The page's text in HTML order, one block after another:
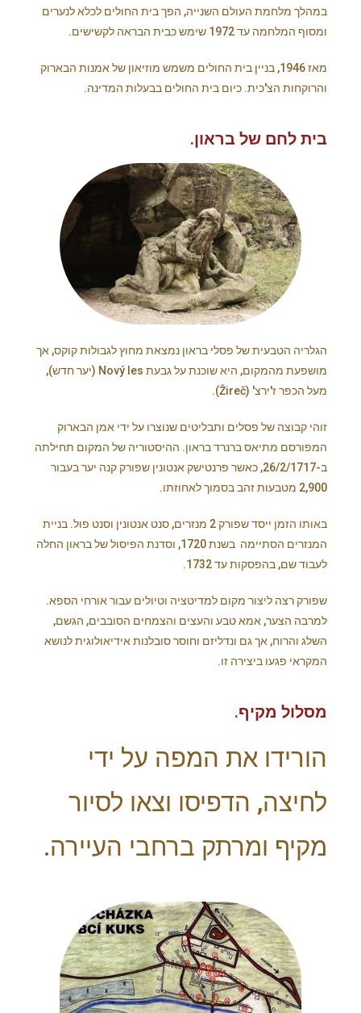
במהלך מלחמת העולם השנייה, הפך בית החולים לכלא לנערים
ומסוף המלחמה עד 1972 שימש כבית הבראה לקשישים.
מאז 1946, בניין בית החולים משמש מוזיאון של אמנות הבארוק
והרוקחות הצ'כית. כיום בית החולים בבעלות המדינה.
בית לחם של בראון.
הגלריה הטבעית של פסלי בראון נמצאת מחוץ לגבולות קוקס, אך
מושפעת מהמקום, היא שוכנת על גבעת Nový les (יער חדש),
מעל הכפר ז'ירצ' (Žireč).
זוהי קבוצה של פסלים ותבליטים שנוצרו על ידי אמן הבארוק
המפורסם מתיאס ברנרד בראון. ההיסטוריה של המקום תחילתה
ב-26/2/1717, כאשר פרנטישק אנטונין שפורק קנה יער בעבור
2,900 מטבעות זהב בסמוך לאחוזתו.
באותו הזמן ייסד שפורק 2 מנזרים, סנט אנטונין וסנט פול. בניית
המנזרים הסתיימה בשנת 1720, וסדנת הפיסול של בראון החלה
לעבוד שם, בהפסקות עד 1732.
שפורק רצה ליצור מקום למדיטציה וטיולים עבור אורחי הספא.
למרבה הצער, אמא טבע והעצים והצמחים הסובבים, הגשם,
השלג והרוח, אך גם ונדליזם וחוסר סובלנות אידיאולוגית לנושא
המקראי פגעו ביצירה זו.
מסלול מקיף.
הורידו את המפה על ידי
לחיצה, הדפיסו וצאו לסיור
מקיף ומרתק ברחבי העיירה.